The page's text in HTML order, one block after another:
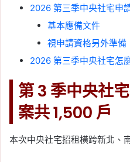
2026 第三季中央社宅申
基本應備文件
視申請資格另外準備
2026 第三季中央社宅怎
第 3 季中央社
案共 1,500 戶
本次中央社宅招租橫跨新北、